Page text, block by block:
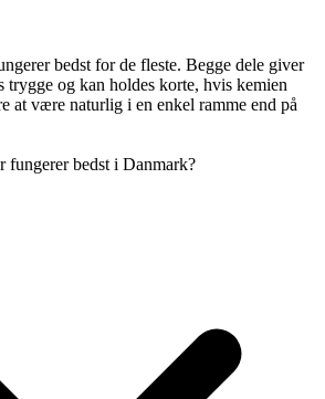
bedst for de fleste. Begge dele giver
trygge og kan holdes korte, hvis kemien
at være naturlig i en enkel ramme end på
fungerer bedst i Danmark?